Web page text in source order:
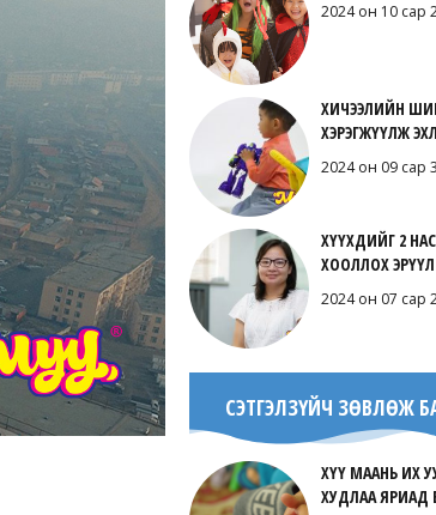
2024 он 10 сар
ХИЧЭЭЛИЙН
ХЭРЭГЖҮҮЛЖ
2024 он 09 сар 3
ХҮҮХДИЙГ 2
ХООЛЛОХ
2024 он 07 сар
СЭТГЭЛЗҮЙЧ ЗӨВЛӨЖ
ХҮҮ МААНЬ ИХ
ХУДЛАА ЯРИАД